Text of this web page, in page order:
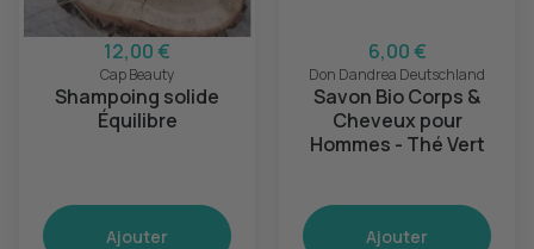
12,00 €
Cap Beauty
Shampoing solide
Équilibre
Ajouter
6,00 €
Don Dandrea Deutschland
Savon Bio Corps &
Cheveux pour
Hommes - Thé Vert
Ajouter